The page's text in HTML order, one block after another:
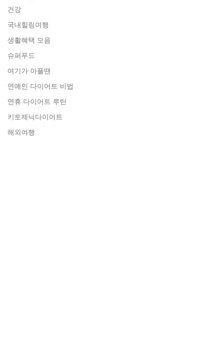
건강
국내힐링여행
생활혜택 모음
슈퍼푸드
여기가 아플땐
연예인 다이어트 비법
연휴 다이어트 루틴
키토제닉다이어트
해외여행